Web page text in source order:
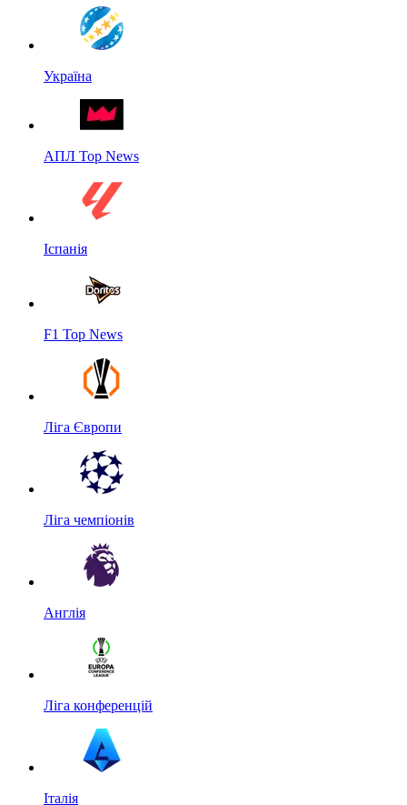
Україна
АПЛ Top News
Іспанія
F1 Top News
Ліга Європи
Ліга чемпіонів
Англія
Ліга конференцій
Італія